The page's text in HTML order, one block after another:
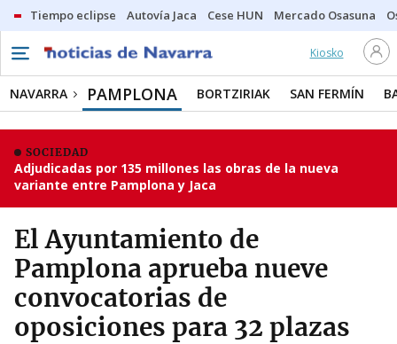
Tiempo eclipse Autovía Jaca Cese HUN Mercado Osasuna
Kiosko
NAVARRA PAMPLONA BORTZIRIAK SAN FERMÍN
SOCIEDAD
Adjudicadas por 135 millones las obras de la nueva
variante entre Pamplona y Jaca
El Ayuntamiento de
Pamplona aprueba nueve
convocatorias de
oposiciones para 32 plazas